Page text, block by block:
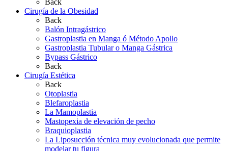
Back
Cirugía de la Obesidad
Back
Balón Intragástrico
Gastroplastia en Manga ó Método Apollo
Gastroplastia Tubular o Manga Gástrica
Bypass Gástrico
Back
Cirugía Estética
Back
Otoplastia
Blefaroplastia
La Mamoplastia
Mastopexia de elevación de pecho
Braquioplastia
La Liposucción técnica muy evolucionada que permite
modelar tu figura